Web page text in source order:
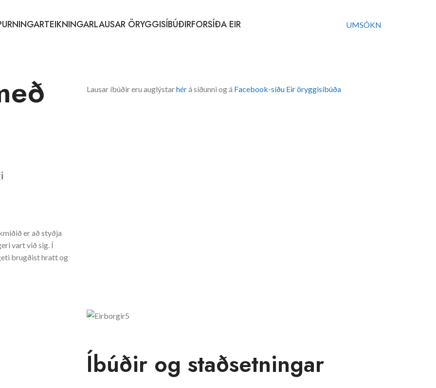
TEIKNINGARLAUSAR ÖRYGGISÍBÚÐIRFORSÍÐA EIR UMSÓKN
er að styðja
vart við sig. Í
brugðist hratt og
Lausar íbúðir eru auglýstarhérá síðunni og á Facebook-síðu Eir öryggisíbúða
Íbúðir og staðsetningar